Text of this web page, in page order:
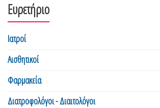
Ευρετήριο
Ιατροί
Αισθητικοί
Φαρμακεία
Διατροφολόγοι - Διαιτολόγοι